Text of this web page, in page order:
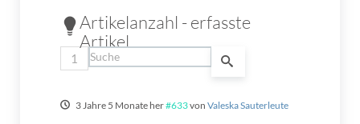
Artikelanzahl - erfasste
Artikel
1
3 Jahre 5 Monate her#633von Valeska Sauterleute